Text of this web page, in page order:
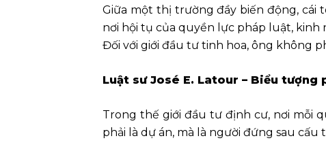
Giữa một thị trường đầy biến động, cái
nơi hội tụ của quyền lực pháp luật,
Đối với giới đầu tư tinh hoa, ông không
Luật sư José E. Latour – Biểu
Trong thế giới đầu tư định cư, nơi mỗi
phải là dự án, mà là người đứng sau cấu